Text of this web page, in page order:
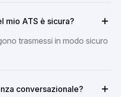
mio ATS è sicura?
trasmessi in modo sicuro
conversazionale?